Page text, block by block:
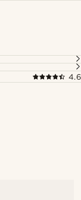
4.6